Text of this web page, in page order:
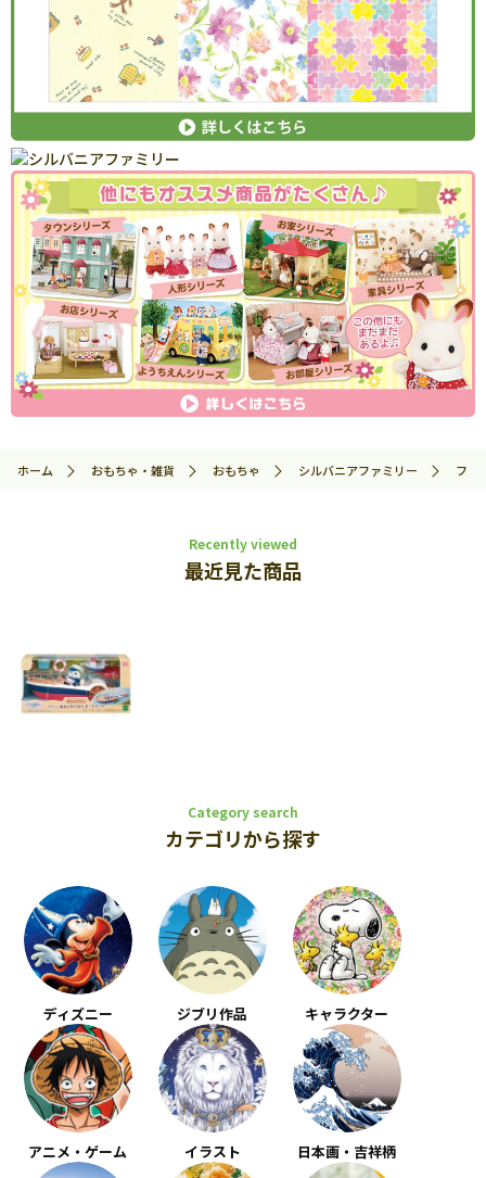
ホーム おもちゃ・雑貨 おもちゃ シルバニアファミリー ファ
Recently viewed
最近見た商品
Category search
カテゴリから探す
ディズニー ジブリ作品 キャラクター
アニメ・ゲーム イラスト 日本画・吉祥柄